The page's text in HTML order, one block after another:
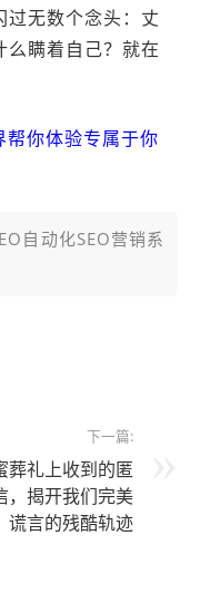
无数个念头：丈
瞒着自己？就在
帮你体验专属于你
自动化SEO营销系
下一篇:
葬礼上收到的匿
，揭开我们完美
谎言的残酷轨迹